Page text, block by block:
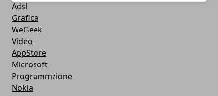
Adsl
Grafica
WeGeek
Video
AppStore
Microsoft
Programmzione
Nokia